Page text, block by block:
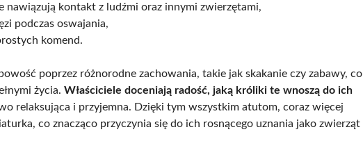
nawiązują kontakt z ludźmi oraz innymi zwierzętami,
podczas oswajania,
komend.
poprzez różnorodne zachowania, takie jak skakanie czy zabawy, co
życia. Właściciele doceniają radość, jaką króliki te wnoszą do ich
relaksująca i przyjemna. Dzięki tym wszystkim atutom, coraz więcej
co znacząco przyczynia się do ich rosnącego uznania jako zwierząt